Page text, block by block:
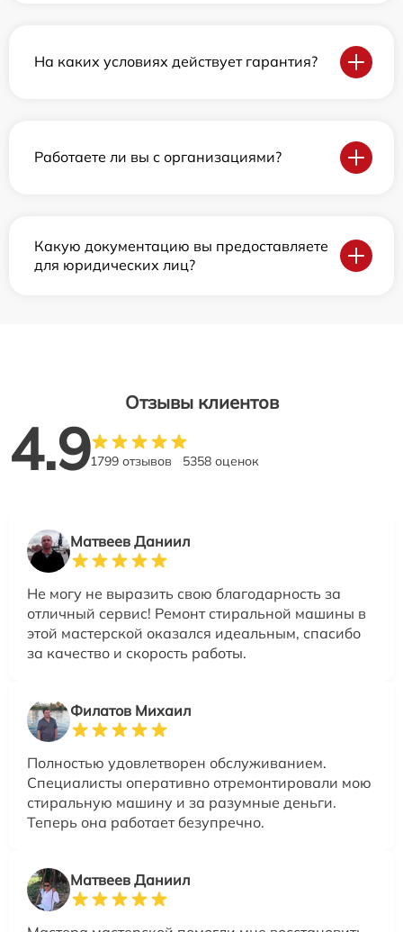
На каких условиях действует гарантия?
Работаете ли вы с организациями?
Какую документацию вы предоставляете
для юридических лиц?
Отзывы клиентов
4.91799 отзывов 5358 оценок
Матвеев Даниил
Не могу не выразить свою благодарность за
отличный сервис! Ремонт стиральной машины в
этой мастерской оказался идеальным, спасибо
за качество и скорость работы.
Филатов Михаил
Полностью удовлетворен обслуживанием.
Специалисты оперативно отремонтировали мою
стиральную машину и за разумные деньги.
Теперь она работает безупречно.
Матвеев Даниил